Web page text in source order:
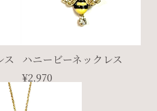
ス
ハニービーネックレス
¥2,970